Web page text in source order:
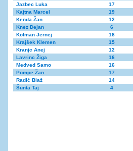
Jazbec Luka
17
Kajtna Marcel
19
Kenda Žan
12
Knez Dejan
6
Kolman Jernej
18
Krajšek Klemen
15
Kranjc Anej
12
Lavrinc Žiga
16
Medved Samo
16
Pompe Žan
17
Radić Blaž
14
Šunta Taj
4